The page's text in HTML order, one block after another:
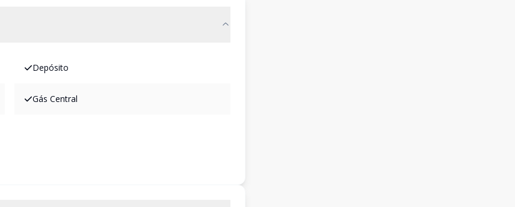
Depósito
Gás Central